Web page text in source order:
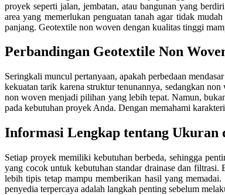
proyek seperti jalan, jembatan, atau bangunan yang
area yang memerlukan penguatan tanah agar tidak
panjang. Geotextile non woven dengan kualitas tinggi
Perbandingan Geotextile Non
Seringkali muncul pertanyaan, apakah perbedaan
kekuatan tarik karena struktur tenunannya, sedangkan
non woven menjadi pilihan yang lebih tepat. Namun,
pada kebutuhan proyek Anda. Dengan memahami
Informasi Lengkap tentang Ukuran
Setiap proyek memiliki kebutuhan berbeda, sehingga
yang cocok untuk kebutuhan standar drainase dan
lebih tipis tetap mampu memberikan hasil yang
penyedia terpercaya adalah langkah penting sebelum